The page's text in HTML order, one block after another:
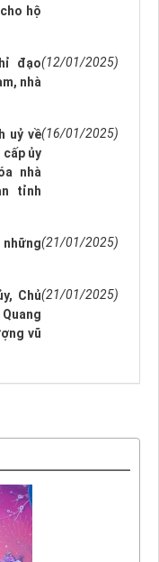
hộ
đạo
nhà
(12/01/2025)
uỷ về
ủy
nhà
tỉnh
(16/01/2025)
(21/01/2025)
Chủ
vũ
(21/01/2025)